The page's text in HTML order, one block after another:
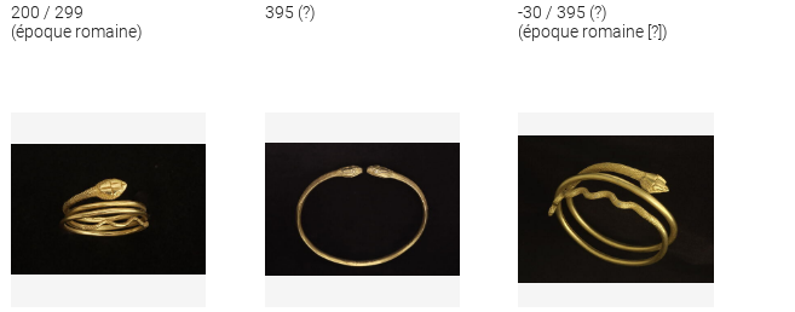
200 / 299
(époque romaine)
395 (?)
-30 / 395 (?)
(époque romaine [?])